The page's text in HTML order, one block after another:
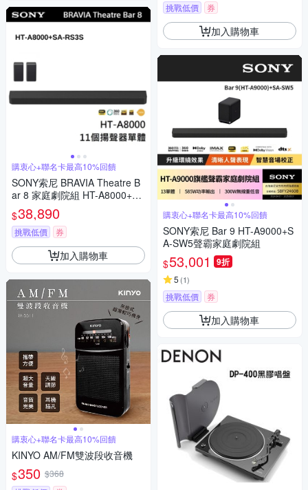
購衷心+聯名卡最高10%回饋
SONY索尼 BRAVIA Theatre B
ar 8 家庭劇院組 HT-A8000+SA
-RS3S
$38,890
挑戰低價 券
加入購物車
購衷心+聯名卡最高10%回饋
KINYO AM/FM雙波段收音機
$350 $368
挑戰低價
券
加入購物車
購衷心+聯名卡最高10%回饋
SONY索尼 Bar 9 HT-A9000+S
A-SW5聲霸家庭劇院組
$53,001 9折
5 (1)
挑戰低價 券
加入購物車